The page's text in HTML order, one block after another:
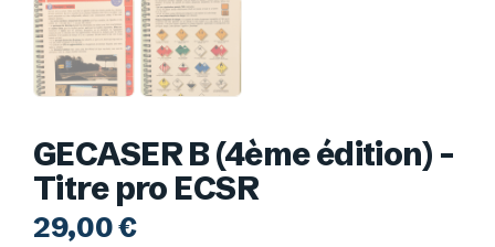
GECASER B (4ème édition) –
Titre pro ECSR
29,00€